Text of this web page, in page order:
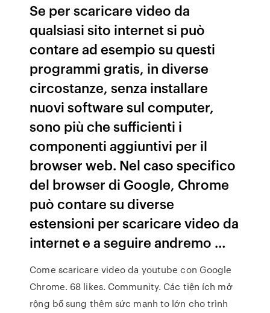
Se per scaricare video da
qualsiasi sito internet si può
contare ad esempio su questi
programmi gratis, in diverse
circostanze, senza installare
nuovi software sul computer,
sono più che sufficienti i
componenti aggiuntivi per il
browser web. Nel caso specifico
del browser di Google, Chrome
può contare su diverse
estensioni per scaricare video da
internet e a seguire andremo …
Come scaricare video da youtube con Google
Chrome. 68 likes. Community. Các tiện ích mở
rộng bổ sung thêm sức mạnh to lớn cho trình